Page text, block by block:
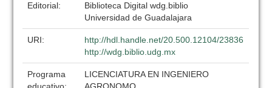
Editorial:
Biblioteca Digital wdg.biblio
Universidad de Guadalajara
URI:
http://hdl.handle.net/20.500.12104/23836
http://wdg.biblio.udg.mx
Programa
LICENCIATURA EN INGENIERO